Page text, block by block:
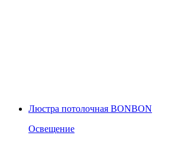
Люстра потолочная BONBON
Освещение